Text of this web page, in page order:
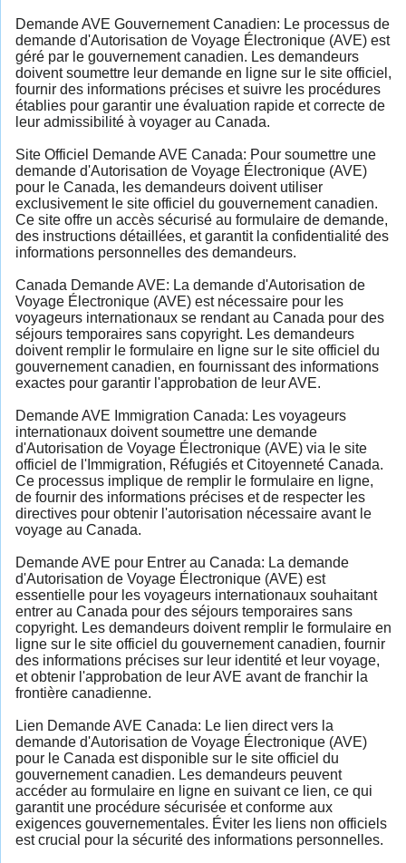
Demande AVE Gouvernement Canadien: Le processus de
demande d'Autorisation de Voyage Électronique (AVE) est
géré par le gouvernement canadien. Les demandeurs
doivent soumettre leur demande en ligne sur le site officiel,
fournir des informations précises et suivre les procédures
établies pour garantir une évaluation rapide et correcte de
leur admissibilité à voyager au Canada.
Site Officiel Demande AVE Canada: Pour soumettre une
demande d'Autorisation de Voyage Électronique (AVE)
pour le Canada, les demandeurs doivent utiliser
exclusivement le site officiel du gouvernement canadien.
Ce site offre un accès sécurisé au formulaire de demande,
des instructions détaillées, et garantit la confidentialité des
informations personnelles des demandeurs.
Canada Demande AVE: La demande d'Autorisation de
Voyage Électronique (AVE) est nécessaire pour les
voyageurs internationaux se rendant au Canada pour des
séjours temporaires sans copyright. Les demandeurs
doivent remplir le formulaire en ligne sur le site officiel du
gouvernement canadien, en fournissant des informations
exactes pour garantir l'approbation de leur AVE.
Demande AVE Immigration Canada: Les voyageurs
internationaux doivent soumettre une demande
d'Autorisation de Voyage Électronique (AVE) via le site
officiel de l'Immigration, Réfugiés et Citoyenneté Canada.
Ce processus implique de remplir le formulaire en ligne,
de fournir des informations précises et de respecter les
directives pour obtenir l'autorisation nécessaire avant le
voyage au Canada.
Demande AVE pour Entrer au Canada: La demande
d'Autorisation de Voyage Électronique (AVE) est
essentielle pour les voyageurs internationaux souhaitant
entrer au Canada pour des séjours temporaires sans
copyright. Les demandeurs doivent remplir le formulaire en
ligne sur le site officiel du gouvernement canadien, fournir
des informations précises sur leur identité et leur voyage,
et obtenir l'approbation de leur AVE avant de franchir la
frontière canadienne.
Lien Demande AVE Canada: Le lien direct vers la
demande d'Autorisation de Voyage Électronique (AVE)
pour le Canada est disponible sur le site officiel du
gouvernement canadien. Les demandeurs peuvent
accéder au formulaire en ligne en suivant ce lien, ce qui
garantit une procédure sécurisée et conforme aux
exigences gouvernementales. Éviter les liens non officiels
est crucial pour la sécurité des informations personnelles.